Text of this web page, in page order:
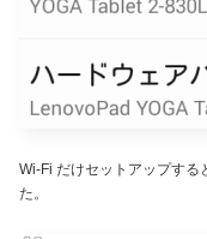
Wi-Fi だけセットアップする
た。